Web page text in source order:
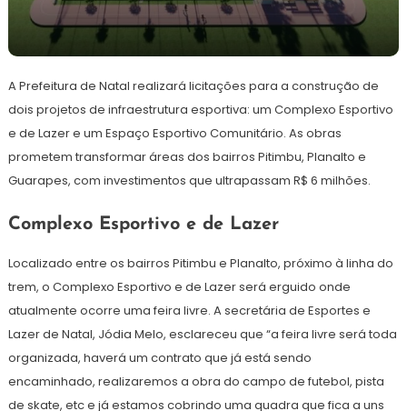
junho
de
Redação
A Prefeitura de Natal realizará licitações para a construção de
dois projetos de infraestrutura esportiva: um Complexo Esportivo
e de Lazer e um Espaço Esportivo Comunitário. As obras
prometem transformar áreas dos bairros Pitimbu, Planalto e
Guarapes, com investimentos que ultrapassam R$ 6 milhões.
Complexo Esportivo e de Lazer
Localizado entre os bairros Pitimbu e Planalto, próximo à linha do
trem, o Complexo Esportivo e de Lazer será erguido onde
atualmente ocorre uma feira livre. A secretária de Esportes e
Lazer de Natal, Jódia Melo, esclareceu que “a feira livre será toda
organizada, haverá um contrato que já está sendo
encaminhado, realizaremos a obra do campo de futebol, pista
de skate, etc e já estamos cobrindo uma quadra que fica a uns